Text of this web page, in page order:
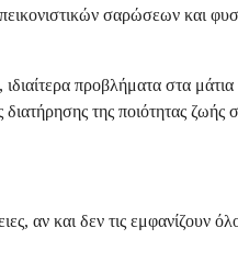
σαρώσεων και
προβλήματα στα
της ποιότητας ζωής
αν και δεν τις εμφανίζουν